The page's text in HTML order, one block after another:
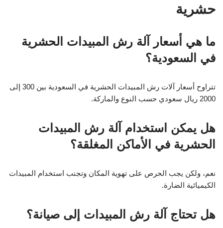
حشرية
ما هي أسعار آلة رش المبيدات الحشرية
في السعودية؟
تتراوح أسعار آلات رش المبيدات الحشرية في السعودية بين 300 إلى
2000 ريال سعودي حسب النوع والماركة.
هل يمكن استخدام آلة رش المبيدات
الحشرية في الأماكن المغلقة؟
نعم، ولكن يجب الحرص على تهوية المكان وتجنب استخدام المبيدات
الكيميائية الضارة.
هل تحتاج آلة رش المبيدات إلى صيانة؟